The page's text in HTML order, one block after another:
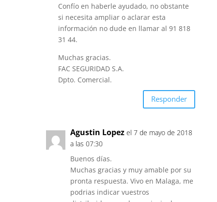
Confío en haberle ayudado, no obstante
si necesita ampliar o aclarar esta
información no dude en llamar al 91 818
31 44.
Muchas gracias.
FAC SEGURIDAD S.A.
Dpto. Comercial.
Responder
Agustin Lopez el 7 de mayo de 2018
a las 07:30
Buenos días.
Muchas gracias y muy amable por su
pronta respuesta. Vivo en Malaga, me
podrias indicar vuestros